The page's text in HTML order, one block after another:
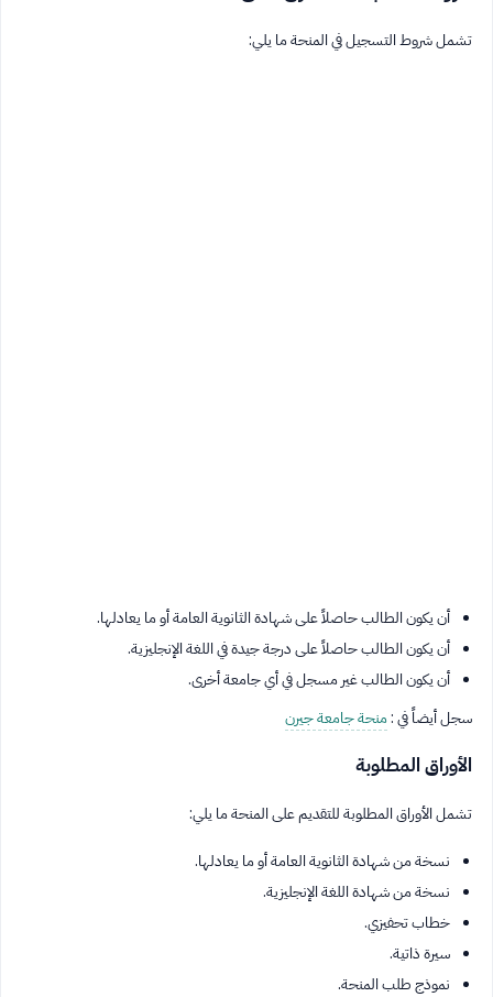
تشمل شروط التسجيل في المنحة ما يلي:
أن يكون الطالب حاصلاً على شهادة الثانوية العامة أو ما يعادلها.
أن يكون الطالب حاصلاً على درجة جيدة في اللغة الإنجليزية.
أن يكون الطالب غير مسجل في أي جامعة أخرى.
سجل أيضاً في :منحة جامعة جيرن
الأوراق المطلوبة
تشمل الأوراق المطلوبة للتقديم على المنحة ما يلي:
نسخة من شهادة الثانوية العامة أو ما يعادلها.
نسخة من شهادة اللغة الإنجليزية.
خطاب تحفيزي.
سيرة ذاتية.
نموذج طلب المنحة.